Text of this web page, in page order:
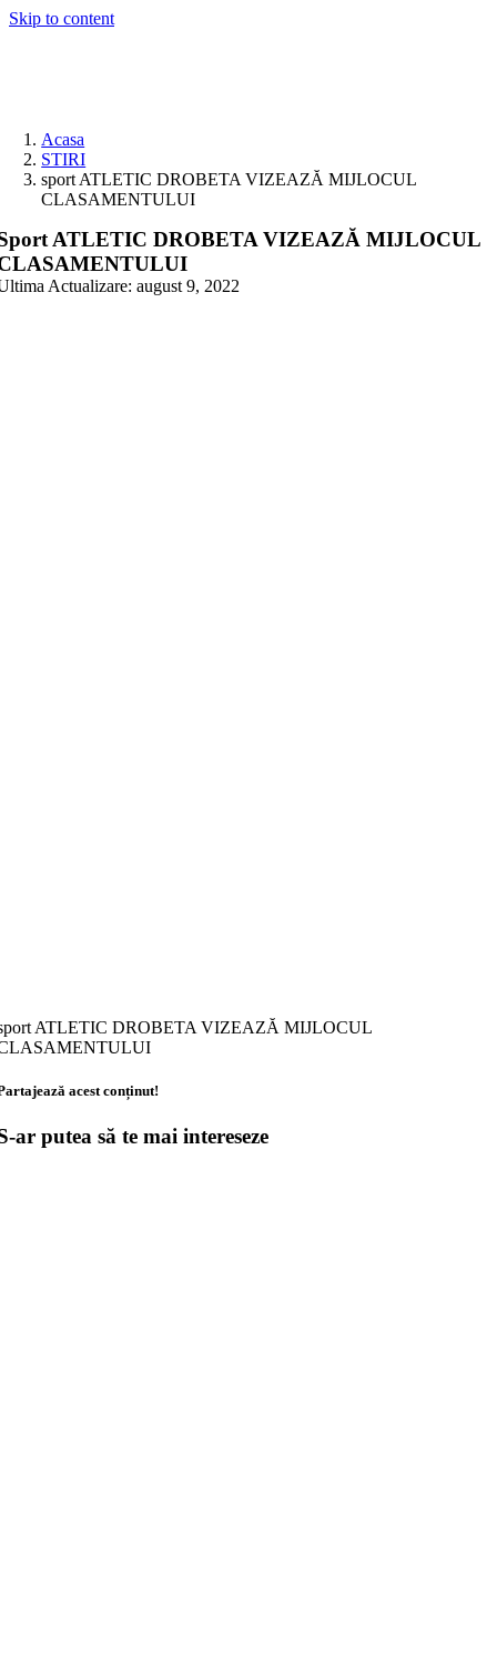
Skip to content
Acasa
STIRI
sport ATLETIC DROBETA VIZEAZĂ MIJLOCUL
CLASAMENTULUI
ATLETIC DROBETA VIZEAZĂ MIJLOCUL
Actualizare: august 9, 2022
ATLETIC DROBETA VIZEAZĂ MIJLOCUL
acest conținut!
ar putea să te mai intereseze